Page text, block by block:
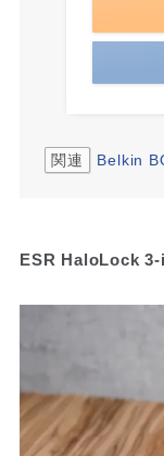
関連 Belkin
ESR HaloLock